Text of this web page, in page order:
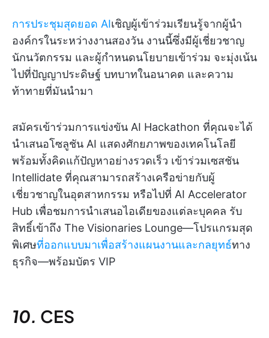
การประชุมสุดยอด AIเชิญผู้เข้าร่วมเรียนรู้จากผู้นำ
องค์กรในระหว่างงานสองวัน งานนี้ซึ่งมีผู้เชี่ยวชาญ
นักนวัตกรรม และผู้กำหนดนโยบายเข้าร่วม จะมุ่งเน้น
ไปที่ปัญญาประดิษฐ์ บทบาทในอนาคต และความ
ท้าทายที่มันนำมา
สมัครเข้าร่วมการแข่งขัน AI Hackathon ที่คุณจะได้
นำเสนอโซลูชัน AI แสดงศักยภาพของเทคโนโลยี
พร้อมทั้งคิดแก้ปัญหาอย่างรวดเร็ว เข้าร่วมเซสชัน
Intellidate ที่คุณสามารถสร้างเครือข่ายกับผู้
เชี่ยวชาญในอุตสาหกรรม หรือไปที่ AI Accelerator
Hub เพื่อชมการนำเสนอไอเดียของแต่ละบุคคล รับ
สิทธิ์เข้าถึง The Visionaries Lounge—โปรแกรมสุด
พิเศษที่ออกแบบมาเพื่อสร้างแผนงานและกลยุทธ์ทาง
ธุรกิจ—พร้อมบัตร VIP
10. CES